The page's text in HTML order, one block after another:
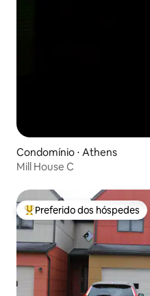
Condomínio ⋅ Athens
Mill House C
Entre os melhores
Preferido dos hóspedes